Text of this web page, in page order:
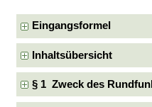
Eingangsformel
Inhaltsübersicht
§ 1 Zweck des